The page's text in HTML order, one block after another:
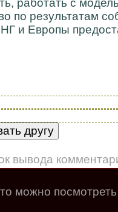
по результатам
и Европы
вывода
можно посмотреть